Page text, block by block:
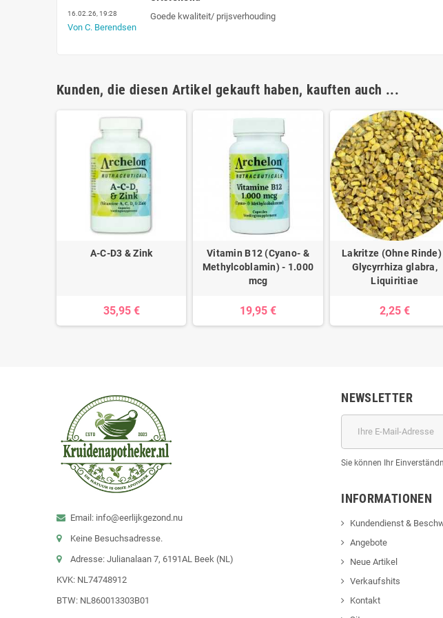
16.02.26, 19:28
Von C. Berendsen
Goede kwaliteit/ prijsverhouding
Kunden, die diesen Artikel gekauft haben, kauften auch ...
A-C-D3 & Zink
35,95 €
Vitamin B12 (Cyano- &
Methylcoblamin) - 1.000
mcg
19,95 €
Lakritze (Ohne Rinde)
Glycyrrhiza glabra,
Liquiritiae
2,25 €
Email: info@eerlijkgezond.nu
Keine Besuchsadresse.
Adresse: Julianalaan 7, 6191AL Beek (NL)
KVK: NL74748912
BTW: NL860013303B01
NEWSLETTER
Sie können Ihr
INFORMATIONEN
Kundendienst &
Angebote
Neue Artikel
Verkaufshits
Kontakt